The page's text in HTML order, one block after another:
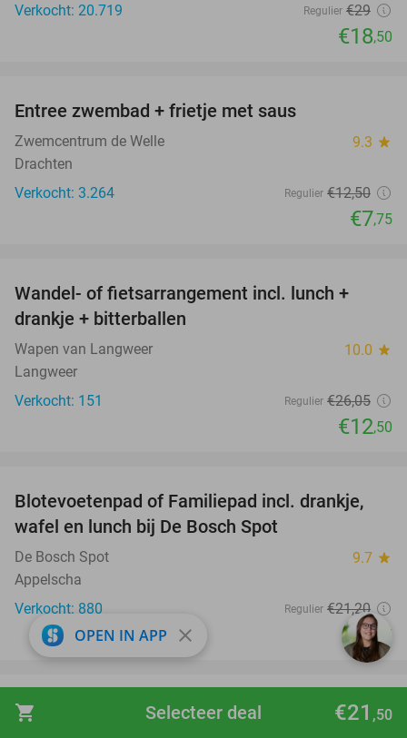
shopping_cart €21 ,50
Selecteer deal
Verkocht: 20.719
Regulier €29
€18,50
Entree zwembad + frietje met saus
Zwemcentrum de Welle 9.3 star
Drachten
Verkocht: 3.264
Regulier €12,50
€7,75
Wandel- of fietsarrangement incl. lunch +
drankje + bitterballen
Wapen van Langweer 10.0 star
Langweer
Verkocht: 151
Regulier €26,05
€12,50
53%
Blotevoetenpad of Familiepad incl. drankje,
wafel en lunch bij De Bosch Spot
De Bosch Spot 9.7 star
Appelscha
Verkocht: 880
Regulier €21,20
€9,95
29%
favorite_border
3-gangendiner à la carte bij Restaurant Sara
OPEN IN APP close